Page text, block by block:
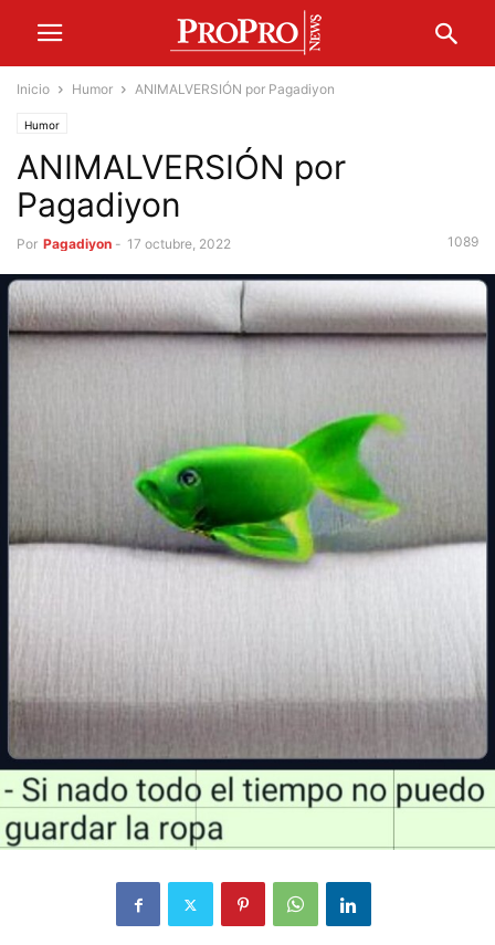
Inicio Humor ANIMALVERSIÓN por Pagadiyon
Humor
ANIMALVERSIÓN por
Pagadiyon
Por Pagadiyon - 17 octubre, 2022 1089